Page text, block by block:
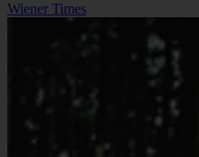
Wiener Times